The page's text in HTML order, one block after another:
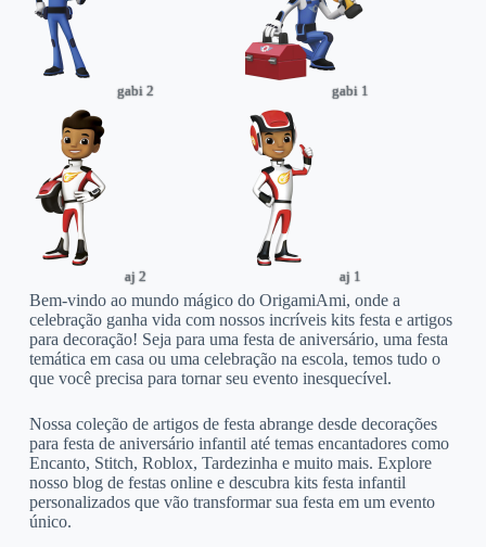
gabi 2 gabi 1
aj 2 aj 1
Bem-vindo ao mundo mágico do OrigamiAmi, onde a
celebração ganha vida com nossos incríveis kits festa e artigos
para decoração! Seja para uma festa de aniversário, uma festa
temática em casa ou uma celebração na escola, temos tudo o
que você precisa para tornar seu evento inesquecível.
Nossa coleção de artigos de festa abrange desde decorações
para festa de aniversário infantil até temas encantadores como
Encanto, Stitch, Roblox, Tardezinha e muito mais. Explore
nosso blog de festas online e descubra kits festa infantil
personalizados que vão transformar sua festa em um evento
único.